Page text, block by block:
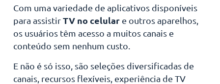
Com uma variedade de aplicativos disponíveis
para assistirTV no celulare outros aparelhos,
os usuários têm acesso a muitos canais e
conteúdo sem nenhum custo.
E não é só isso, são seleções diversificadas de
canais, recursos flexíveis, experiência de TV